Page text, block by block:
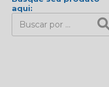
aqui: